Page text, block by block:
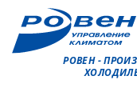
РОВЕН -